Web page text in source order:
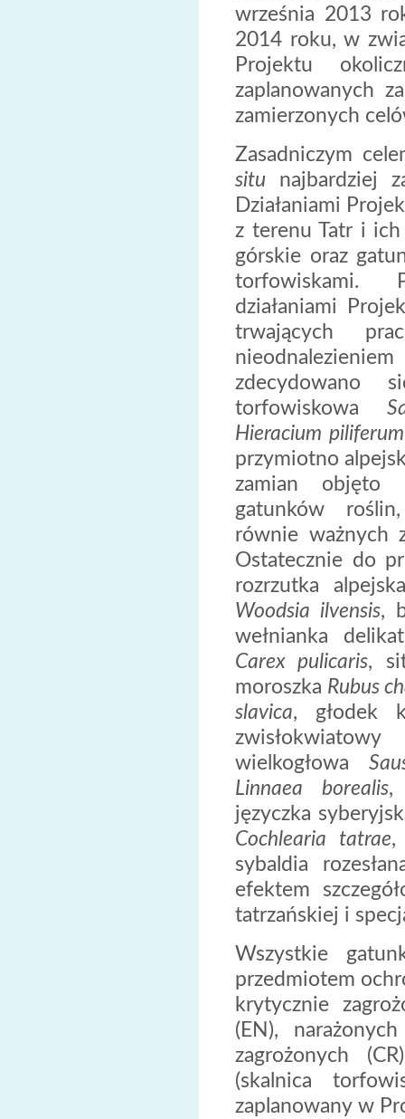
września 2013
2014 roku, w
Projektu
zaplanowanych
zamierzonych
Zasadniczym
situ najbardziej
Działaniami
z terenu Tatr i ich
górskie oraz
torfowiskami.
działaniami
trwających
zdecydowano
torfowiskowa
Hieracium piliferum
przymiotno
zamian objęto
gatunków
równie ważnych
Ostatecznie do
rozrzutka
Woodsia ilvensis,
wełnianka
Carex pulicaris,
moroszka Rubus
slavica, głodek
wielkogłowa
Linnaea borealis,
języczka
Cochlearia tatrae,
sybaldia
efektem
tatrzańskiej i
Wszystkie
przedmiotem
krytycznie
(EN),
zagrożonych
(skalnica
zaplanowany w